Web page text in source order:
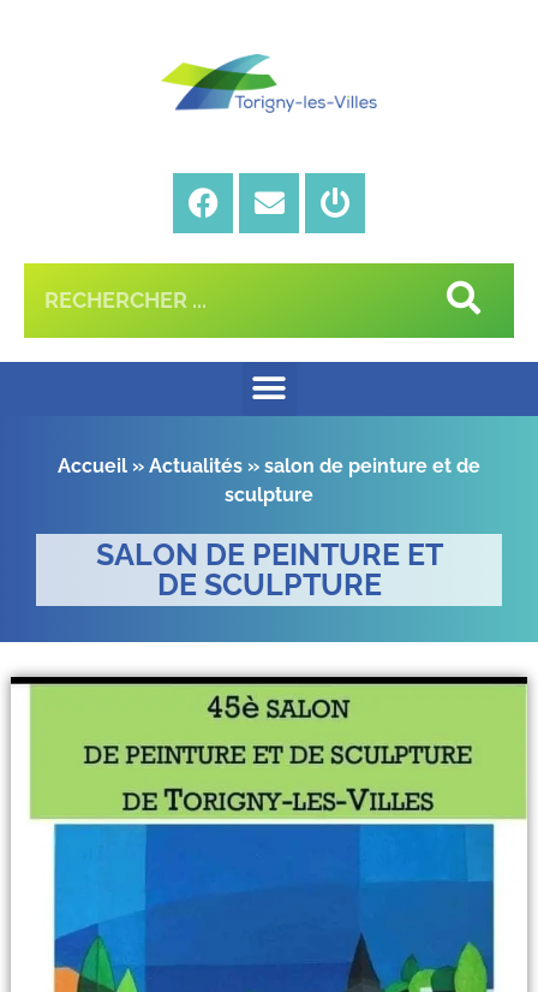
Accueil » Actualités » salon de peinture et de
sculpture
SALON DE PEINTURE ET
DE SCULPTURE